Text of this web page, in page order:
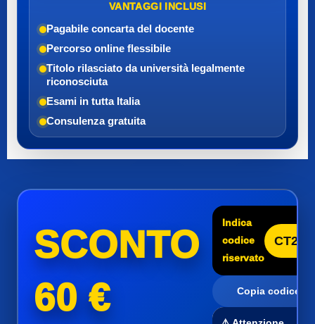
VANTAGGI INCLUSI
Pagabile concarta del docente
Percorso online flessibile
Titolo rilasciato da università legalmente
riconosciuta
Esami in tutta Italia
Consulenza gratuita
SCONTO
60 €
Indica
codice
riservato
CT25
Copia codice